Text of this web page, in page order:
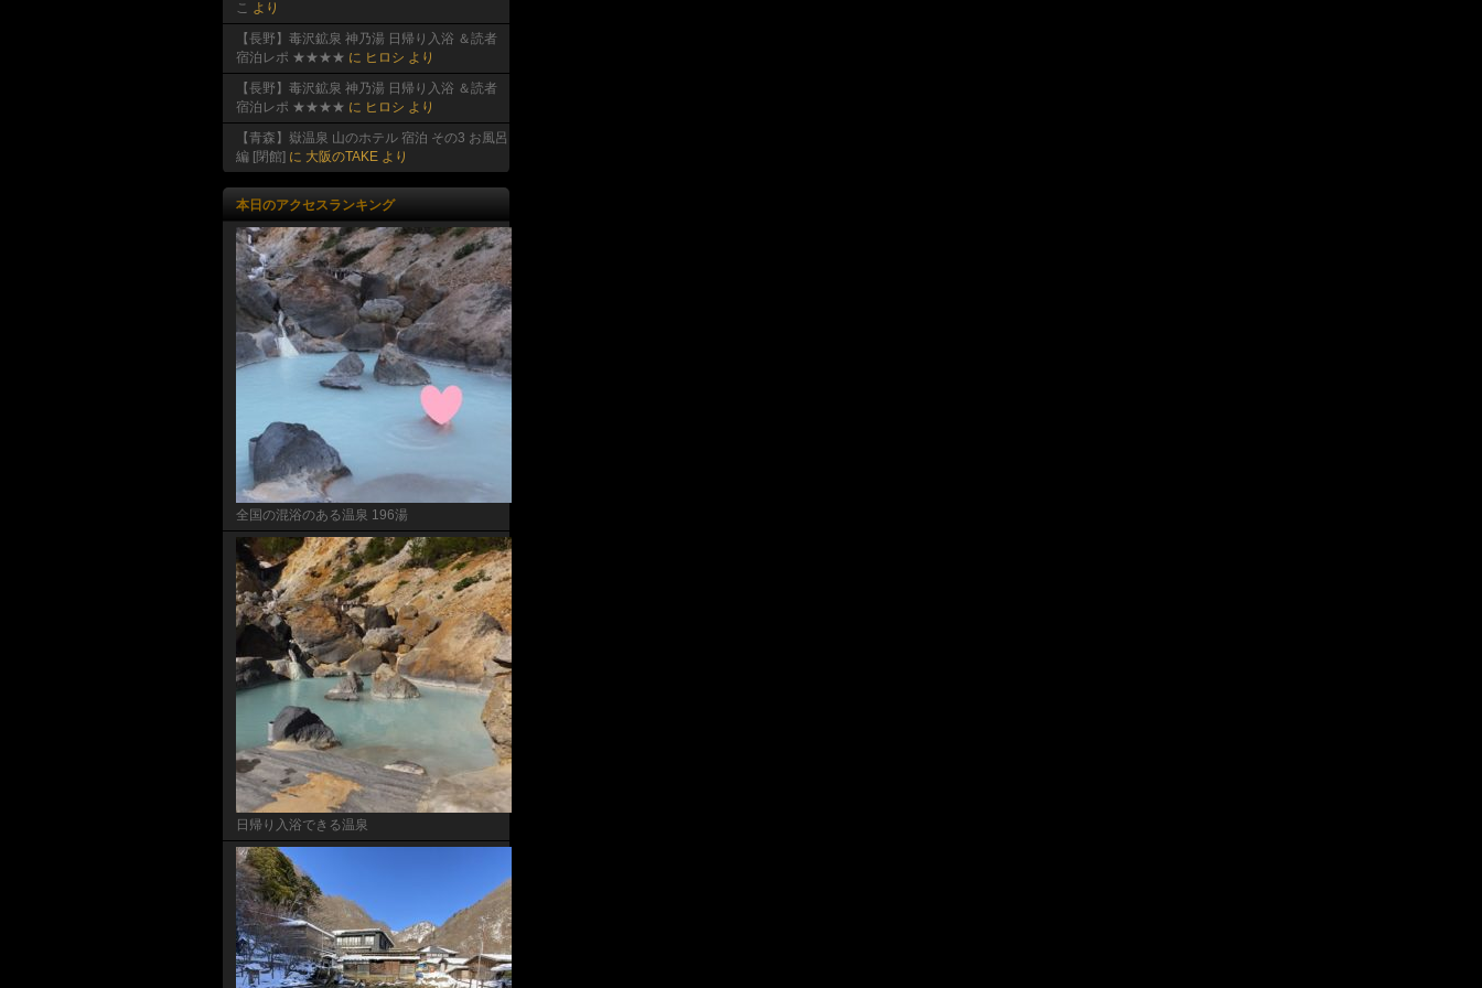
こ より
【長野】毒沢鉱泉 神乃湯 日帰り入浴 ＆読者
宿泊レポ ★★★★ に ヒロシ より
【長野】毒沢鉱泉 神乃湯 日帰り入浴 ＆読者
宿泊レポ ★★★★ に ヒロシ より
【青森】嶽温泉 山のホテル 宿泊 その3 お風呂
編 [閉館] に 大阪のTAKE より
本日のアクセスランキング
全国の混浴のある温泉 196湯
日帰り入浴できる温泉